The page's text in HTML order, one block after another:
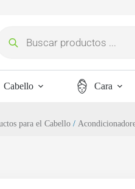
Cabello Cara
para el Cabello /